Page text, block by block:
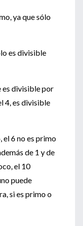
ya que sólo
es divisible
es divisible por
4, es divisible
el 6 no es primo
de 1 y de
el 10
puede
si es primo o